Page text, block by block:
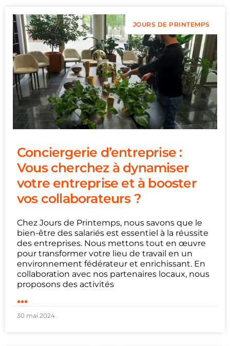
JOURS DE PRINTEMPS
Conciergerie d’entreprise :
Vous cherchez à dynamiser
votre entreprise et à booster
vos collaborateurs ?
Chez Jours de Printemps, nous savons que le
bien-être des salariés est essentiel à la réussite
des entreprises. Nous mettons tout en œuvre
pour transformer votre lieu de travail en un
environnement fédérateur et enrichissant. En
collaboration avec nos partenaires locaux, nous
proposons des activités
...
30 mai 2024